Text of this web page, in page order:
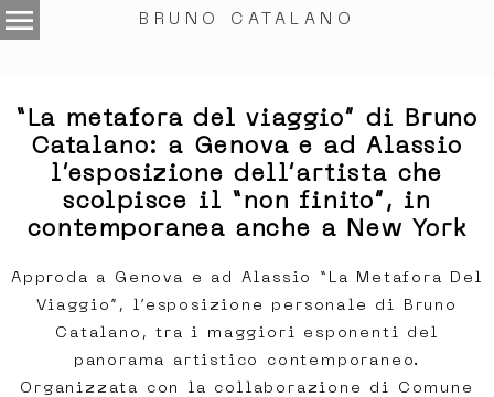
menu BRUNO CATALANO
“La metafora del viaggio” di Bruno
Catalano: a Genova e ad Alassio
l’esposizione dell’artista che
scolpisce il “non finito”, in
contemporanea anche a New York
Approda a Genova e ad Alassio “La Metafora Del
Viaggio”, l’esposizione personale di Bruno
Catalano, tra i maggiori esponenti del
panorama artistico contemporaneo.
Organizzata con la collaborazione di Comune